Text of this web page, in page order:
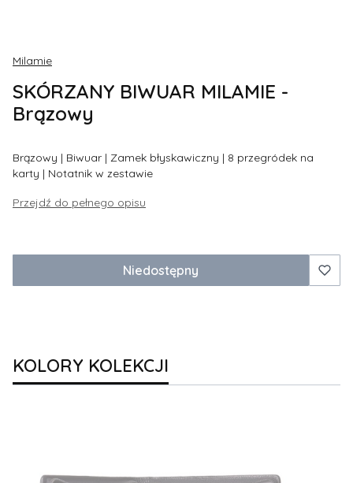
Milamie
SKÓRZANY BIWUAR MILAMIE -
Brązowy
Brązowy | Biwuar | Zamek błyskawiczny | 8 przegródek na
karty | Notatnik w zestawie
Przejdź do pełnego opisu
Niedostępny
KOLORY KOLEKCJI